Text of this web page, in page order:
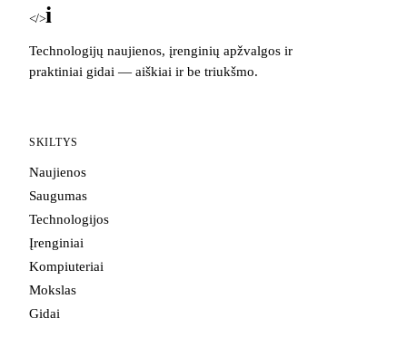
</>iBlog
Technologijų naujienos, įrenginių apžvalgos ir
praktiniai gidai — aiškiai ir be triukšmo.
SKILTYS
Naujienos
Saugumas
Technologijos
Įrenginiai
Kompiuteriai
Mokslas
Gidai